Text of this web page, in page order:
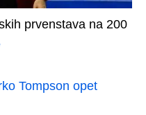
prvenstava na 200
Tompson opet